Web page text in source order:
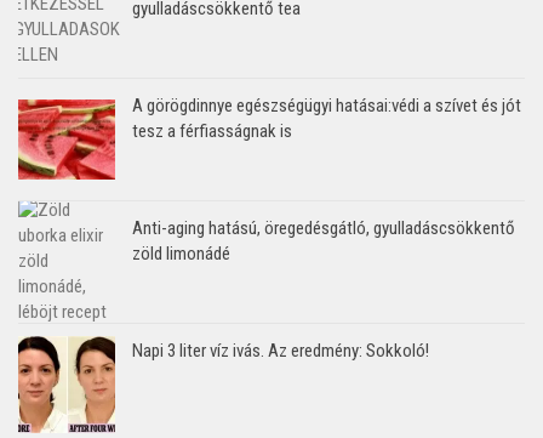
gyulladáscsökkentő tea
A görögdinnye egészségügyi hatásai:védi a szívet és jót
tesz a férfiasságnak is
Anti-aging hatású, öregedésgátló, gyulladáscsökkentő
zöld limonádé
Napi 3 liter víz ivás. Az eredmény: Sokkoló!